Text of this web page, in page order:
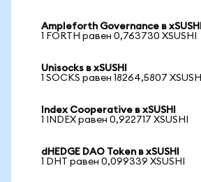
Ampleforth Governance в xSUSHI
1 FORTH равен 0,763730 XSUSHI
Unisocks в xSUSHI
1 SOCKS равен 18264,5807 XSUSHI
Index Cooperative в xSUSHI
1 INDEX равен 0,922717 XSUSHI
dHEDGE DAO Token в xSUSHI
1 DHT равен 0,099339 XSUSHI